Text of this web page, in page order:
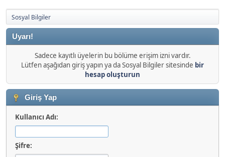
Sosyal Bilgiler
Uyarı!
Sadece kayıtlı üyelerin bu bölüme erişim izni vardır.
Lütfen aşağıdan giriş yapın ya da Sosyal Bilgiler sitesinde bir
hesap oluşturun
Giriş Yap
Kullanıcı Adı:
Şifre: